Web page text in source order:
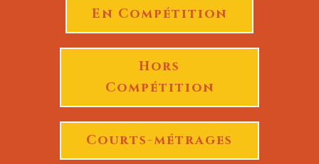
En Compétition
Hors
Compétition
Courts-métrages